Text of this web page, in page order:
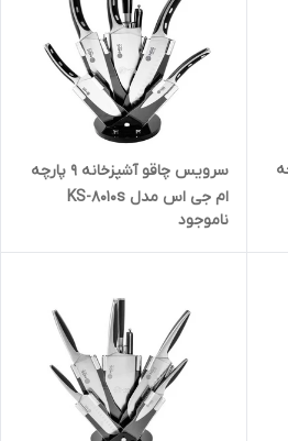
پارچه
سرویس چاقو آشپزخانه 9 پارچه
ام جی اس مدل KS-8010s
ناموجود